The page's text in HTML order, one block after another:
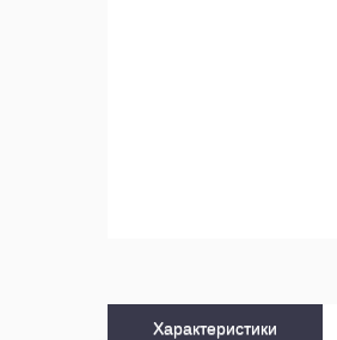
Характеристики